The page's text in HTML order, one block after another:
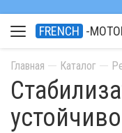
FRENCH -
Главная Каталог